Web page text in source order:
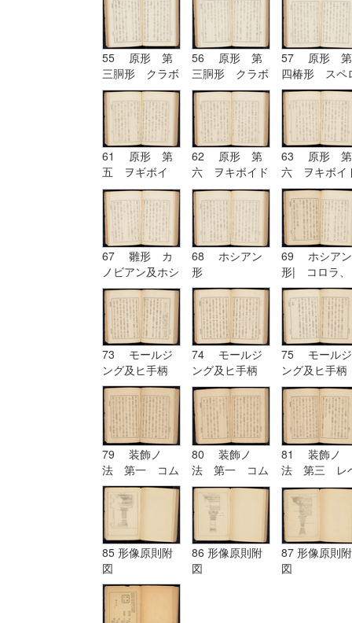
55 原形 第
三胴形 クラボ
イド
56 原形 第
三胴形 クラボ
イド| 原形
第四椿形 スペ
ロイド
57 原形 第
四椿形 スペ
イド
61 原形 第
五 ヲギボイ
ド| 原形 第
六 ヲキボイド
62 原形 第
六 ヲキボイド
63 原形 第
六 ヲキボイ
67 雛形 カ
ノビアン及ホシ
アン| ホシア
ン形
68 ホシアン
形
69 ホシアン
形| コロラ、
カンパニユラ
及ヒ幹
73 モールジ
ング及ヒ手柄
74 モールジ
ング及ヒ手柄
75 モールジ
ング及ヒ手柄
79 装飾ノ
法 第一 コム
プリケーション
及ヒコンヒユー
シヨン
80 装飾ノ
法 第一 コム
プリケーション
及ヒコンヒユー
シヨン| 装飾
ノ法 第二 ユ
ーリスミー|
装飾ノ法 第
三 レベチーシ
81 装飾ノ
法 第三 レ
チーシヨン|
装飾ノ法 第
四 アルテレ
シヨン
85 形像原則附
図
86 形像原則附
図
87 形像原則附
図